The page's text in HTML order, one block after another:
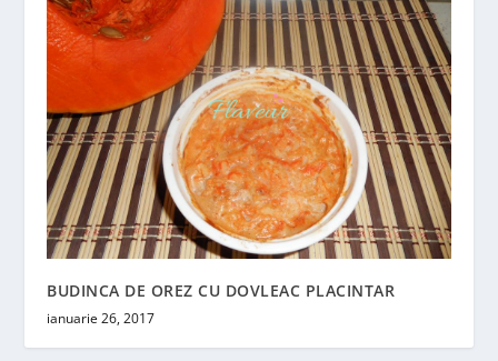
BUDINCA DE OREZ CU DOVLEAC PLACINTAR
ianuarie 26, 2017